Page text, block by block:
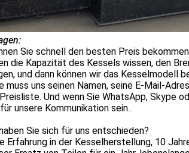
Sie schnell den besten Preis
die Kapazität des Kessels wissen, den
und dann können wir das Kesselmodell
muss uns seinen Namen, seine E-Mail-
Und wenn Sie WhatsApp, Skype
unsere Kommunikation sein..
Sie sich für uns entschieden?
Erfahrung in der Kesselherstellung, 10